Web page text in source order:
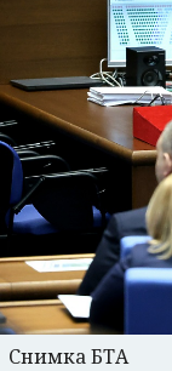
Снимка БТА